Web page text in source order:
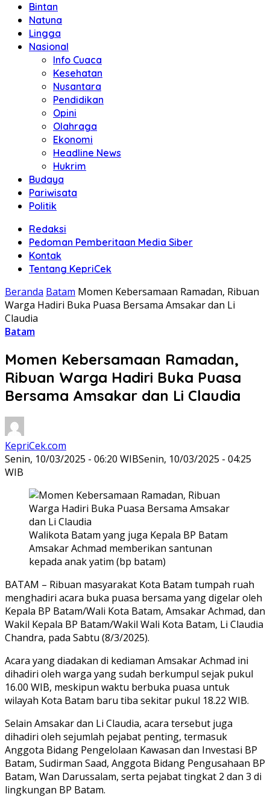
Bintan
Natuna
Lingga
Nasional
Info Cuaca
Kesehatan
Nusantara
Pendidikan
Opini
Olahraga
Ekonomi
Headline News
Hukrim
Budaya
Pariwisata
Politik
Redaksi
Pedoman Pemberitaan Media Siber
Kontak
Tentang KepriCek
Beranda Batam Momen Kebersamaan Ramadan, Ribuan
Warga Hadiri Buka Puasa Bersama Amsakar dan Li
Claudia
Batam
Momen Kebersamaan Ramadan,
Ribuan Warga Hadiri Buka Puasa
Bersama Amsakar dan Li Claudia
KepriCek.com
Senin, 10/03/2025 - 06:20 WIBSenin, 10/03/2025 - 04:25
WIB
Walikota Batam yang juga Kepala BP Batam
Amsakar Achmad memberikan santunan
kepada anak yatim (bp batam)
BATAM – Ribuan masyarakat Kota Batam tumpah ruah
menghadiri acara buka puasa bersama yang digelar oleh
Kepala BP Batam/Wali Kota Batam, Amsakar Achmad, dan
Wakil Kepala BP Batam/Wakil Wali Kota Batam, Li Claudia
Chandra, pada Sabtu (8/3/2025).
Acara yang diadakan di kediaman Amsakar Achmad ini
dihadiri oleh warga yang sudah berkumpul sejak pukul
16.00 WIB, meskipun waktu berbuka puasa untuk
wilayah Kota Batam baru tiba sekitar pukul 18.22 WIB.
Selain Amsakar dan Li Claudia, acara tersebut juga
dihadiri oleh sejumlah pejabat penting, termasuk
Anggota Bidang Pengelolaan Kawasan dan Investasi BP
Batam, Sudirman Saad, Anggota Bidang Pengusahaan BP
Batam, Wan Darussalam, serta pejabat tingkat 2 dan 3 di
lingkungan BP Batam.